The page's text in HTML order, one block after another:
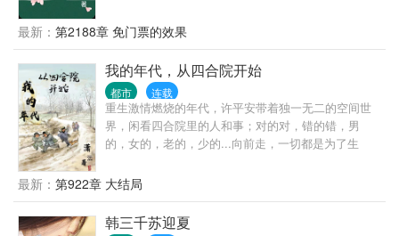
在背景的支持和自己的努力之下，一路披荆斩棘，仕
途高歌，做到了封疆大吏，实现了他仕途之初许下
的“当官不为民做主，不如回家卖红薯”的初心誓言。
最新： 第2188章 免门票的效果
我的年代，从四合院开始
都市 连载
重生激情燃烧的年代，许平安带着独一无二的空间世
界，闲看四合院里的人和事；对的对，错的错，男
的，女的，老的，少的...向前走，一切都是为了生
最新： 第922章 大结局
韩三千苏迎夏